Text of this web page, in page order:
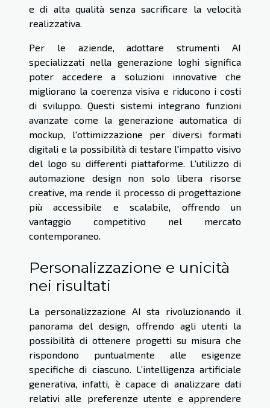
e di alta qualità senza sacrificare la velocità
realizzativa.
Per le aziende, adottare strumenti AI
specializzati nella generazione loghi significa
poter accedere a soluzioni innovative che
migliorano la coerenza visiva e riducono i costi
di sviluppo. Questi sistemi integrano funzioni
avanzate come la generazione automatica di
mockup, l'ottimizzazione per diversi formati
digitali e la possibilità di testare l'impatto visivo
del logo su differenti piattaforme. L'utilizzo di
automazione design non solo libera risorse
creative, ma rende il processo di progettazione
più accessibile e scalabile, offrendo un
vantaggio competitivo nel mercato
contemporaneo.
Personalizzazione e unicità
nei risultati
La personalizzazione AI sta rivoluzionando il
panorama del design, offrendo agli utenti la
possibilità di ottenere progetti su misura che
rispondono puntualmente alle esigenze
specifiche di ciascuno. L’intelligenza artificiale
generativa, infatti, è capace di analizzare dati
relativi alle preferenze utente e apprendere